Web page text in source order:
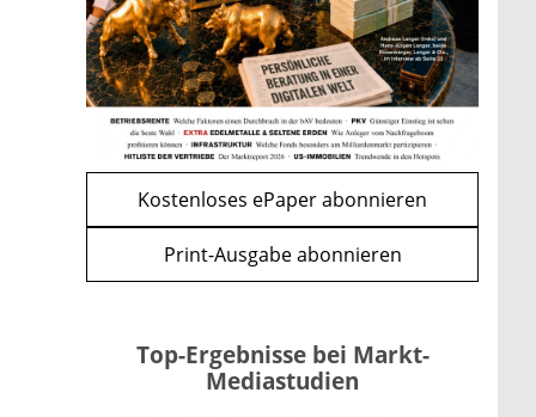
WEITERE ARTIKEL
zurückweiter
Kind möglich
mehr
Kostenloses ePaper abonnieren
Print-Ausgabe abonnieren
Top-Ergebnisse bei Markt-
Mediastudien